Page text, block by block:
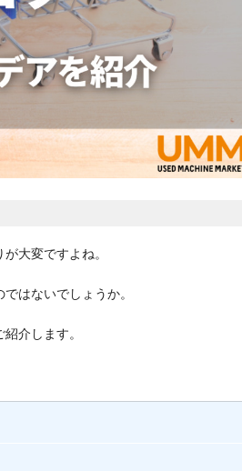
大変ですよね。
はないでしょうか。
介します。